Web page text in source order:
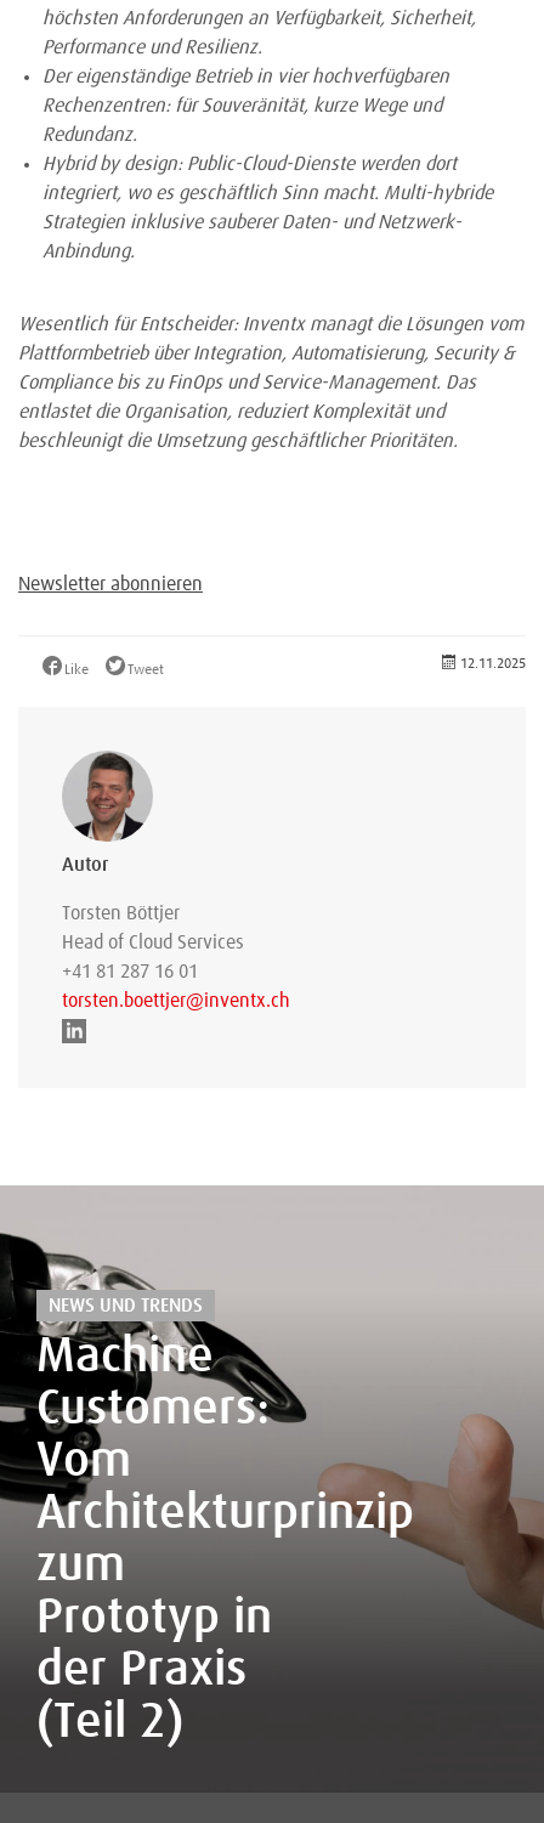
höchsten Anforderungen an Verfügbarkeit, Sicherheit,
Performance und Resilienz.
Der eigenständige Betrieb in vier hochverfügbaren
Rechenzentren: für Souveränität, kurze Wege und
Redundanz.
Hybrid by design: Public-Cloud-Dienste werden dort
integriert, wo es geschäftlich Sinn macht. Multi-hybride
Strategien inklusive sauberer Daten- und Netzwerk-
Anbindung.
Wesentlich für Entscheider: Inventx managt die Lösungen vom
Plattformbetrieb über Integration, Automatisierung, Security &
Compliance bis zu FinOps und Service-Management. Das
entlastet die Organisation, reduziert Komplexität und
beschleunigt die Umsetzung geschäftlicher Prioritäten.
Newsletter abonnieren
Like Tweet 12.11.2025
Autor
Torsten Böttjer
Head of Cloud Services
+41 81 287 16 01
torsten.boettjer@inventx.ch
NEWS UND TRENDS
Machine
Customers:
Vom
Architekturprinzip
zum
Prototyp in
der Praxis
(Teil 2)